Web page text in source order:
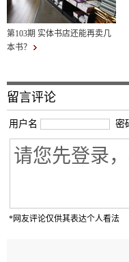
第103期 实体书店还能再卖几
本书？
留言评论
用户名 密
*网友评论仅供其表达个人看法